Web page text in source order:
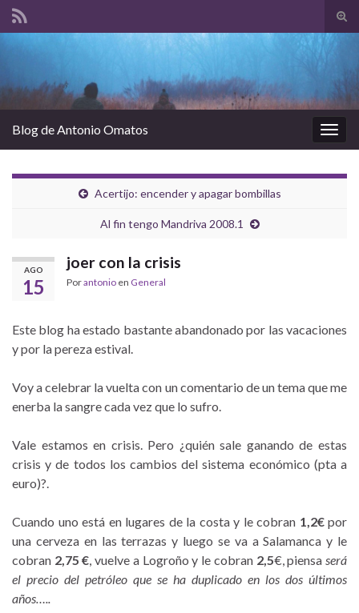
el
la
Blog de Antonio Omatos
Acertijo: encender y apagar bombillas
Al fin tengo Mandriva 2008.1
AGO
15
joer con la crisis
Porantonio en General
Este blog ha estado bastante abandonado por las vacaciones
y por la pereza estival.
Voy a celebrar la vuelta con un comentario de un tema que me
enerba la sangre cada vez que lo sufro.
Vale estamos en crisis. Pero ¿quién sale ganando de estas
crisis y de todos los cambios del sistema económico (pta a
euro)?.
Cuando uno está en lugares de la costa y le cobran 1,2€por
una cerveza en las terrazas y luego se va a Salamanca y le
cobran 2,75 € , vuelve a Logroño y le cobran2,5€, piensa será
el precio del petróleo que se ha duplicado en los dos últimos
años…..